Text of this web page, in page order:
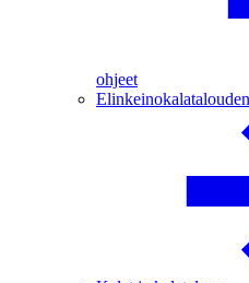
ohjeet